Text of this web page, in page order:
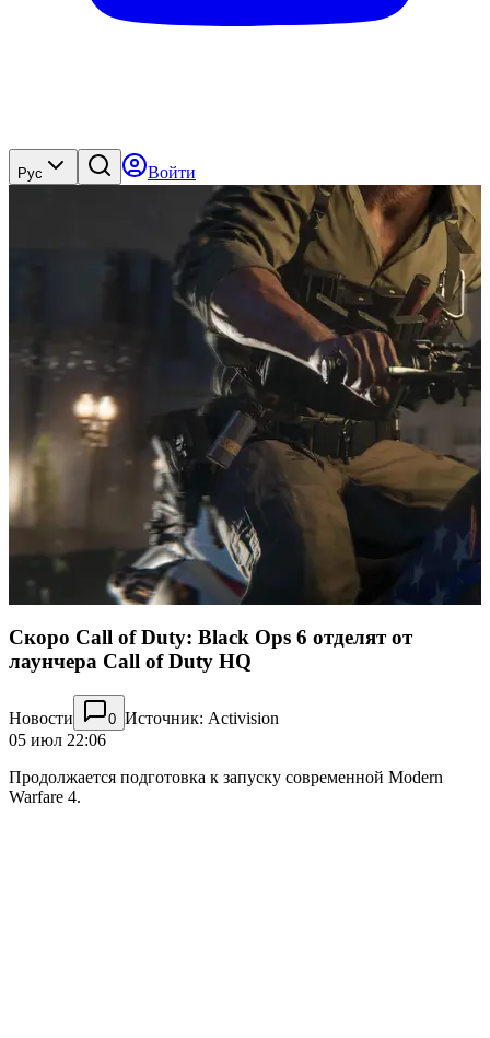
Рус Войти
Скоро Call of Duty: Black Ops 6 отделят от
лаунчера Call of Duty HQ
Новости 0 Источник: Activision
05 июл 22:06
Продолжается подготовка к запуску современной Modern
Warfare 4.